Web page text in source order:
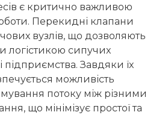
є критично важливою
Перекидні клапани
вузлів, що дозволяють
логістикою сипучих
підприємства. Завдяки їх
можливість
потоку між різними
що мінімізує простої та